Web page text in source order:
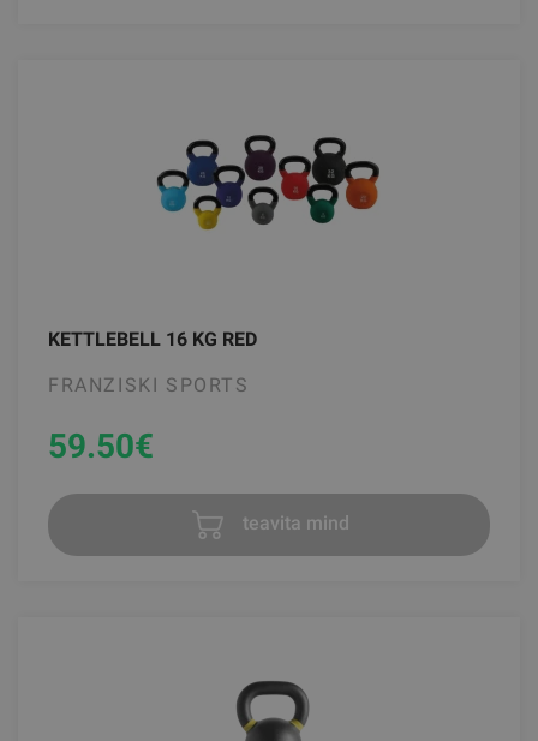
KETTLEBELL 16 KG RED
FRANZISKI SPORTS
59.50€
teavita mind